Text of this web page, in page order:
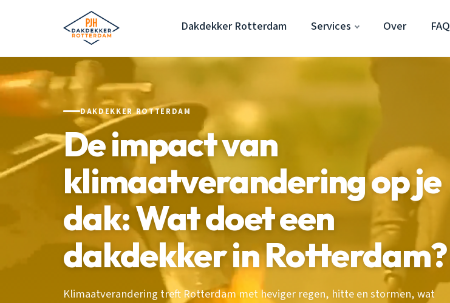
Dakdekker Rotterdam Services Over FAQ
DAKDEKKER ROTTERDAM
De impact van
klimaatverandering op je
dak: Wat doet een
dakdekker in Rotterdam?
Klimaatverandering treft Rotterdam met heviger regen, hitte en stormen, wat